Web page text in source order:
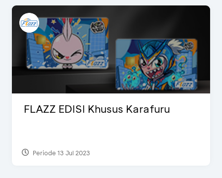
FLAZZ EDISI Khusus Karafuru
Periode 13 Jul 2023